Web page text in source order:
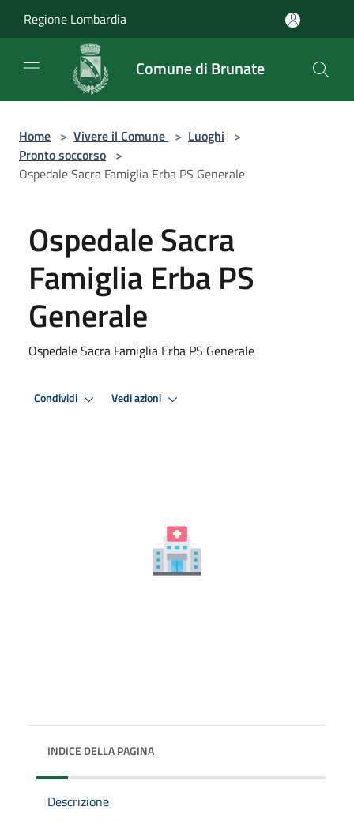
Regione Lombardia
Comune di Brunate
Home > Vivere il Comune > Luoghi >
Pronto soccorso >
Ospedale Sacra Famiglia Erba PS Generale
Ospedale Sacra
Famiglia Erba PS
Generale
Ospedale Sacra Famiglia Erba PS Generale
Condividi Vedi azioni
INDICE DELLA PAGINA
Descrizione